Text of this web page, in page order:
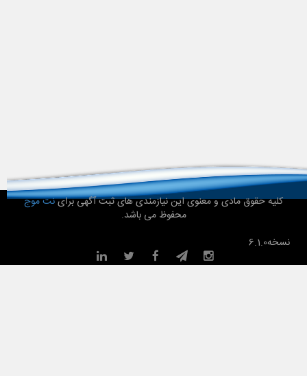
کلیه حقوق مادی و معنوی این نیازمندی های ثبت آگهی براینت موج
محفوظ می باشد.
نسخه6.1.0